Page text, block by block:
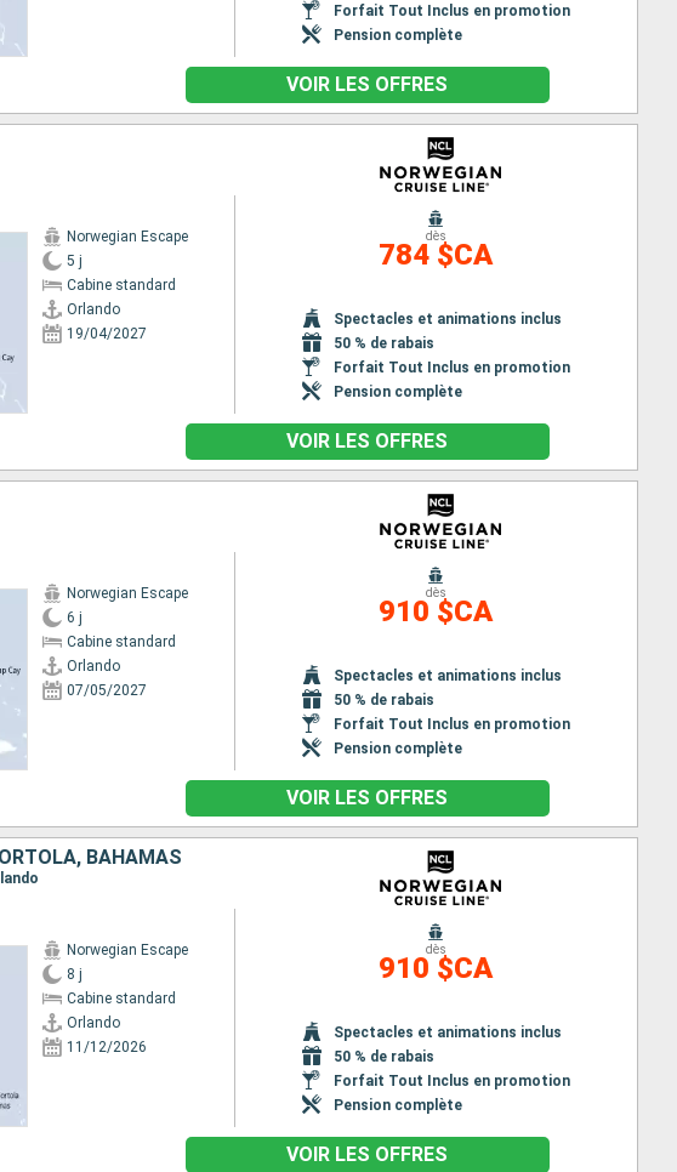
Forfait Tout Inclus en promotion
Pension complète
VOIR LES OFFRES
Norwegian Escape
5 j
Cabine standard
Orlando
19/04/2027
dès
784 $CA
Spectacles et animations inclus
50 % de rabais
Forfait Tout Inclus en promotion
Pension complète
VOIR LES OFFRES
Norwegian Escape
6 j
Cabine standard
Orlando
07/05/2027
dès
910 $CA
Spectacles et animations inclus
50 % de rabais
Forfait Tout Inclus en promotion
Pension complète
VOIR LES OFFRES
BAHAMAS
Norwegian Escape
8 j
Cabine standard
Orlando
11/12/2026
dès
910 $CA
Spectacles et animations inclus
50 % de rabais
Forfait Tout Inclus en promotion
Pension complète
VOIR LES OFFRES